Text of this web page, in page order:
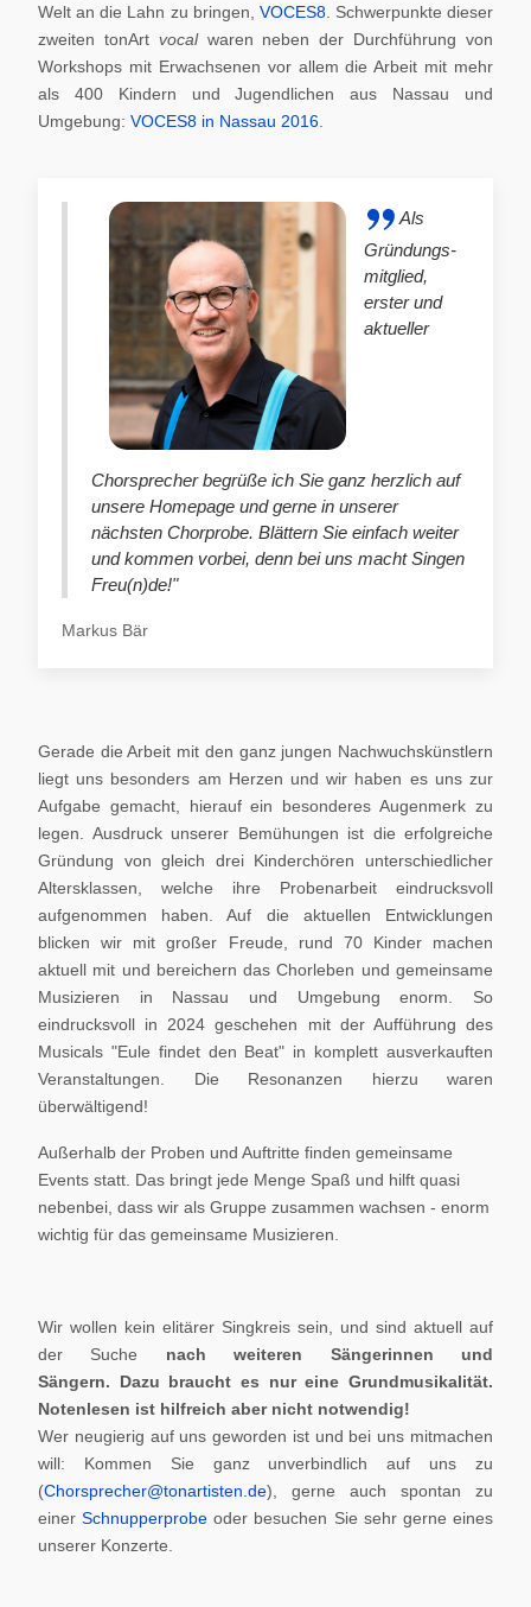
Welt an die Lahn zu bringen, VOCES8. Schwerpunkte dieser
zweiten tonArt vocalwaren neben der Durchführung von
Workshops mit Erwachsenen vor allem die Arbeit mit mehr
als 400 Kindern und Jugendlichen aus Nassau und
Umgebung: VOCES8 in Nassau 2016
Als
Gründungs-
mitglied,
erster und
aktueller
Chorsprecher begrüße ich Sie ganz herzlich auf
unsere Homepage und gerne in unserer
nächsten Chorprobe. Blättern Sie einfach weiter
und kommen vorbei, denn bei uns macht Singen
Freu(n)de!"
Markus Bär
Gerade die Arbeit mit den ganz jungen Nachwuchskünstlern
liegt uns besonders am Herzen und wir haben es uns zur
Aufgabe gemacht, hierauf ein besonderes Augenmerk zu
legen. Ausdruck unserer Bemühungen ist die erfolgreiche
Gründung von gleich drei Kinderchören unterschiedlicher
Altersklassen, welche ihre Probenarbeit eindrucksvoll
aufgenommen haben. Auf die aktuellen Entwicklungen
blicken wir mit großer Freude, rund 70 Kinder machen
aktuell mit und bereichern das Chorleben und gemeinsame
Musizieren in Nassau und Umgebung enorm. So
eindrucksvoll in 2024 geschehen mit der Aufführung des
Musicals "Eule findet den Beat" in komplett ausverkauften
Veranstaltungen. Die Resonanzen hierzu waren
überwältigend!
Außerhalb der Proben und Auftritte finden gemeinsame
Events statt. Das bringt jede Menge Spaß und hilft quasi
nebenbei, dass wir als Gruppe zusammen wachsen - enorm
wichtig für das gemeinsame Musizieren.
Wir wollen kein elitärer Singkreis sein, und sind aktuell auf
der Suche nach weiteren Sängerinnen und
Sängern. Dazu braucht es nur eine Grundmusikalität.
Notenlesen ist hilfreich aber nicht notwendig!
Wer neugierig auf uns geworden ist und bei uns mitmachen
will: Kommen Sie ganz unverbindlich auf uns zu
(Chorsprecher@tonartisten.de), gerne auch spontan zu
einerSchnupperprobe oder besuchen Sie sehr gerne eines
unserer Konzerte.